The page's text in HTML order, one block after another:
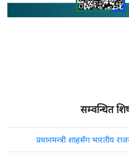
सम्वन्धित
प्रधानमन्त्री शाहसँग भारतीय